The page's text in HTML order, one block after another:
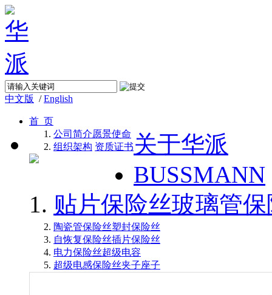
中文版 /English
首 页
关于华派
公司简介愿景使命
组织架构 资质证书
BUSSMANN
贴片保险丝玻璃管
陶瓷管保险丝塑封保险丝
自恢复保险丝插片保险丝
电力保险丝超级电容
超级电感保险丝夹子座子